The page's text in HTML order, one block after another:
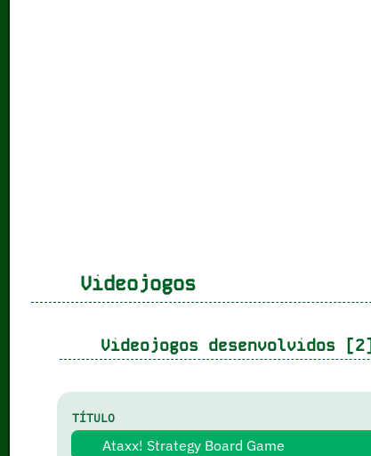
Videojogos
Videojogos desenvolvidos [2]
TÍTULO
Ataxx! Strategy Board Game